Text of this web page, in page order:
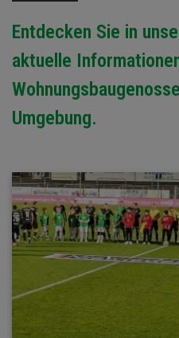
Entdecken Sie in
aktuelle
Umgebung.